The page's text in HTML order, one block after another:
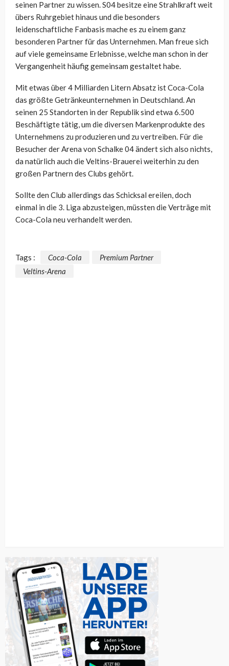
seinen Partner zu wissen. S04 besitze eine Strahlkraft weit
übers Ruhrgebiet hinaus und die besonders
leidenschaftliche Fanbasis mache es zu einem ganz
besonderen Partner für das Unternehmen. Man freue sich
auf viele gemeinsame Erlebnisse, welche man schon in der
Vergangenheit häufig gemeinsam gestaltet habe.
Mit etwas über 4 Milliarden Litern Absatz ist Coca-Cola
das größte Getränkeunternehmen in Deutschland. An
seinen 25 Standorten in der Republik sind etwa 6.500
Beschäftigte tätig, um die diversen Markenprodukte des
Unternehmens zu produzieren und zu vertreiben. Für die
Besucher der Arena von Schalke 04 ändert sich also nichts,
da natürlich auch die Veltins-Brauerei weiterhin zu den
großen Partnern des Clubs gehört.
Sollte den Club allerdings das Schicksal ereilen, doch
einmal in die 3. Liga abzusteigen, müssten die Verträge mit
Coca-Cola neu verhandelt werden.
Tags : Coca-Cola
Premium Partner
Veltins-Arena